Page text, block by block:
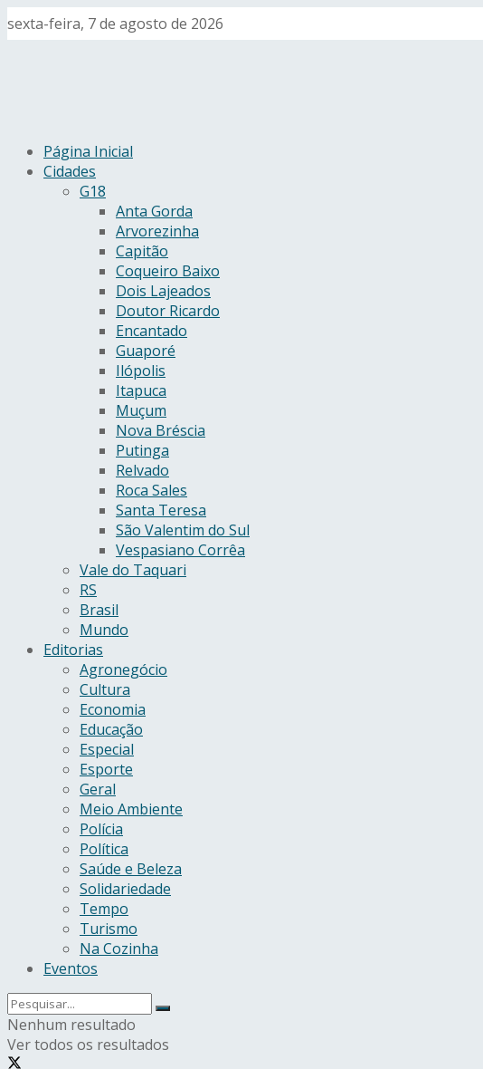
sexta-feira, 7 de agosto de 2026
Página Inicial
Cidades
G18
Anta Gorda
Arvorezinha
Capitão
Coqueiro Baixo
Dois Lajeados
Doutor Ricardo
Encantado
Guaporé
Ilópolis
Itapuca
Muçum
Nova Bréscia
Putinga
Relvado
Roca Sales
Santa Teresa
São Valentim do Sul
Vespasiano Corrêa
Vale do Taquari
RS
Brasil
Mundo
Editorias
Agronegócio
Cultura
Economia
Educação
Especial
Esporte
Geral
Meio Ambiente
Polícia
Política
Saúde e Beleza
Solidariedade
Tempo
Turismo
Na Cozinha
Eventos
Nenhum resultado
Ver todos os resultados